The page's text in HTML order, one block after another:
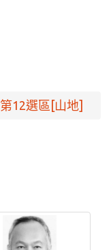
第12選區[山地]